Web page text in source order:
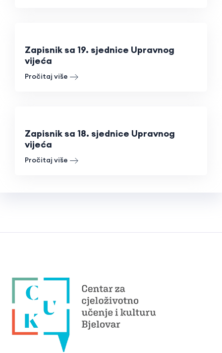
Zapisnik sa 19. sjednice Upravnog
vijeća
Pročitaj više
Zapisnik sa 18. sjednice Upravnog
vijeća
Pročitaj više